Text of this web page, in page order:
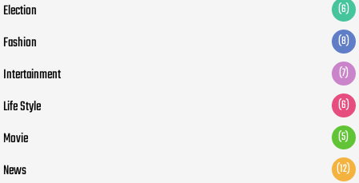
Election (6)
Fashion (8)
Intertainment (7)
Life Style (6)
Movie (5)
News (12)